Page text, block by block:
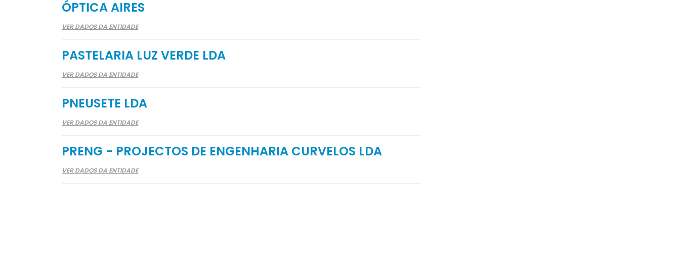
ÓPTICA AIRES
VER DADOS DA ENTIDADE
PASTELARIA LUZ VERDE LDA
VER DADOS DA ENTIDADE
PNEUSETE LDA
VER DADOS DA ENTIDADE
PRENG - PROJECTOS DE ENGENHARIA CURVELOS LDA
VER DADOS DA ENTIDADE